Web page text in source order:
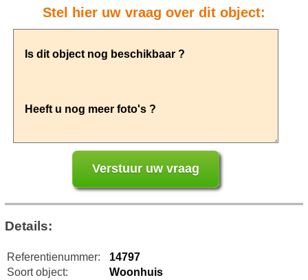
Stel hier uw vraag over dit object:
Details:
Referentienummer:
14797
Soort object:
Woonhuis